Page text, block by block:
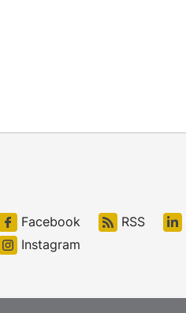
Facebook RSS
Instagram